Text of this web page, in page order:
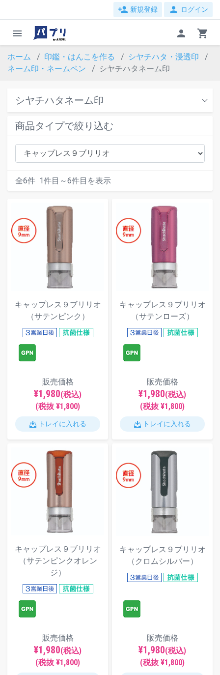
person_add 新規登録 person ログイン
menu person shopping_cart
ホーム 印鑑・はんこを作る
シヤチハタ・浸透印
ネーム印・ネームペン
シヤチハタネーム印
シヤチハタネーム印
商品タイプで絞り込む
全6件 1件目～6件目を表示
キャップレス９ブリリオ
（サテンピンク）
販売価格
¥1,980(税込)
(税抜 ¥1,800)
トレイに入れる
キャップレス９ブリリオ
（サテンローズ）
販売価格
¥1,980(税込)
(税抜 ¥1,800)
トレイに入れる
キャップレス９ブリリオ
（サテンピンクオレン
ジ）
販売価格
¥1,980(税込)
(税抜 ¥1,800)
キャップレス９ブリリオ
（クロムシルバー）
販売価格
¥1,980(税込)
(税抜 ¥1,800)